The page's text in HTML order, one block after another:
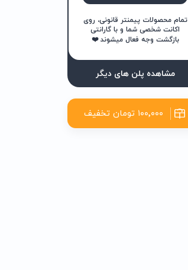
تمام محصولات پیمنتر قانونی، روی
اکانت شخصی شما و با گارانتی
بازگشت وجه فعال میشوند ❤️
مشاهده پلن های دیگر
۱۰۰٬۰۰۰ تومان تخفیف